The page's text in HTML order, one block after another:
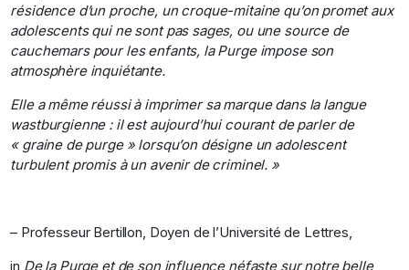
résidence d’un proche, un croque-mitaine qu’on promet aux
adolescents qui ne sont pas sages, ou une source de
cauchemars pour les enfants, la Purge impose son
atmosphère inquiétante.
Elle a même réussi à imprimer sa marque dans la langue
wastburgienne : il est aujourd’hui courant de parler de
« graine de purge » lorsqu’on désigne un adolescent
turbulent promis à un avenir de criminel. »
– Professeur Bertillon, Doyen de l’Université de Lettres,
in De la Purge et de son influence néfaste sur notre belle